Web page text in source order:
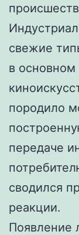
свежие
в
породило
передаче
сводился
реакции.
Появление